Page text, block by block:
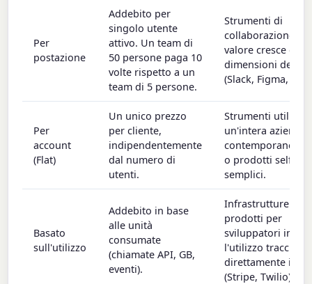
Per
postazione
Addebito per
singolo utente
attivo. Un team di
50 persone paga 10
volte rispetto a un
team di 5 persone.
Strumenti di
collaborazione in
valore cresce con
dimensioni del
(Slack, Figma,
Per
account
(Flat)
Un unico prezzo
per cliente,
indipendentemente
dal numero di
utenti.
Strumenti
un'intera azienda
o prodotti self-
semplici.
Basato
sull'utilizzo
Addebito in base
alle unità
consumate
(chiamate API, GB,
eventi).
Infrastrutture e
prodotti per
sviluppatori in cui
l'utilizzo traccia
direttamente il
(Stripe, Twilio).